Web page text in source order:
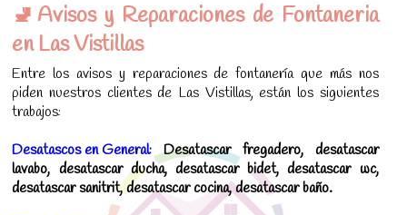
🚽Avisos y Reparaciones de Fontaneria
en Las Vistillas
Entre los avisos y reparaciones de fontanería que más nos
piden nuestros clientes de Las Vistillas, están los siguientes
trabajos:
Desatascos en General: Desatascar fregadero, desatascar
lavabo, desatascar ducha, desatascar bidet, desatascar wc,
desatascar sanitrit, desatascar cocina, desatascar baño.